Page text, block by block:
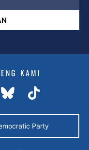
KAMI
Party